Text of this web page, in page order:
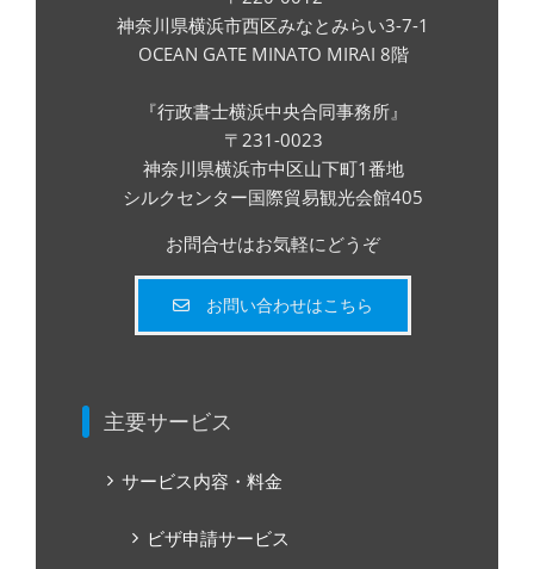
神奈川県横浜市西区みなとみらい3-7-1
OCEAN GATE MINATO MIRAI 8階
『行政書士横浜中央合同事務所』
〒231-0023
神奈川県横浜市中区山下町1番地
シルクセンター国際貿易観光会館405
お問合せはお気軽にどうぞ
お問い合わせはこちら
主要サービス
サービス内容・料金
ビザ申請サービス